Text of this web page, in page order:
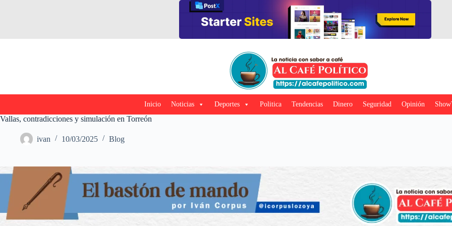
Inicio Noticias Deportes Politica Tendencias Dinero Seguridad Opinión
Vallas, contradicciones y simulación en Torreón
ivan 10/03/2025 Blog